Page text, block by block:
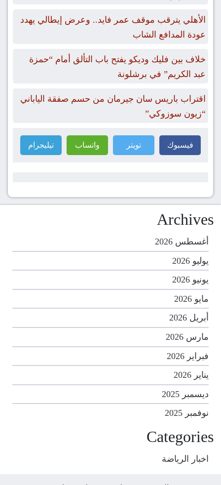
الأهلي يترقب موقف عمر فايد.. وعرض إيطالي يهدد
عودة المدافع الشاب
خلاف بين فليك وديكو يفتح باب التألق أمام “حمزة
عبد الكريم” في برشلونة
اقتراب باريس سان جيرمان من حسم صفقة الياباني
“زيون سوزوكي”
فيسبوك تويتر واتساب تيليجرام
Archives
أغسطس 2026
يوليو 2026
يونيو 2026
مايو 2026
أبريل 2026
مارس 2026
فبراير 2026
يناير 2026
ديسمبر 2025
نوفمبر 2025
Categories
اخبار الرياضة